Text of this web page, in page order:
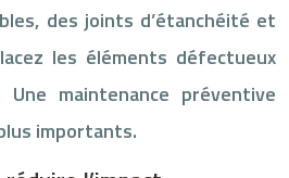
des joints d’étanchéité et
les éléments défectueux
maintenance préventive
importants.